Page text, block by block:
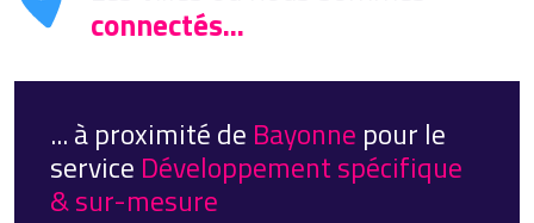
connectés...
... à proximité de Bayonne pour le
service Développement spécifique
& sur-mesure